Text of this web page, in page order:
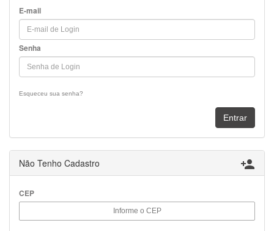
E-mail
Senha
Esqueceu sua senha?
Não Tenho Cadastro 
CEP